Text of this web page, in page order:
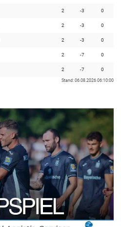
2 -3 0
2 -3 0
2 -3 0
2 -7 0
2 -7 0
Stand: 06.08.2026 06:10:00